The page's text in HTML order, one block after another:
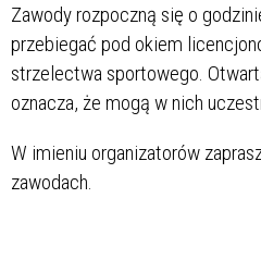
Zawody rozpoczną się o
przebiegać pod okiem
strzelectwa sportowego.
oznacza, że mogą w nich
W imieniu organizatorów
zawodach.